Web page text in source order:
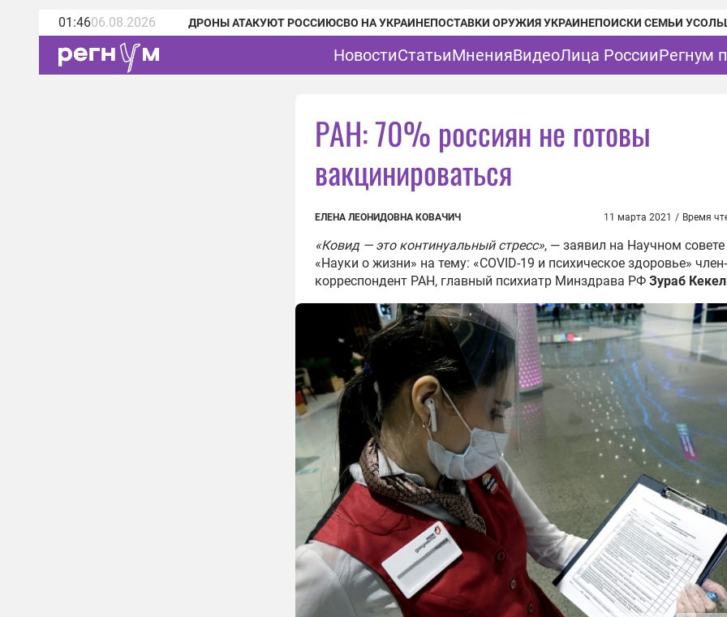
01:4606.08.2026 ДРОНЫ АТАКУЮТ РОССИЮСВО НА УКРАИНЕПОСТАВКИ ОРУЖИЯ УКРАИНЕПОИСКИ СЕМЬИ
НовостиСтатьиМненияВидеоЛица РоссииРегнум
РАН: 70% россиян не готовы
вакцинироваться
ЕЛЕНА ЛЕОНИДОВНА КОВАЧИЧ 11 марта 2021 / Время
«Ковид — это континуальный стресс», — заявил на Научном
«Науки о жизни» на тему: «COVID-19 и психическое здоровье» член-
корреспондент РАН, главный психиатр Минздрава РФ Зураб